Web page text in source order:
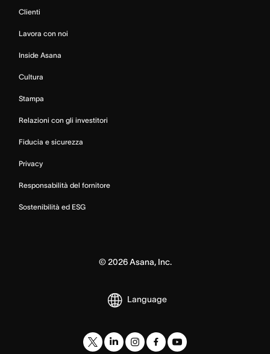
Clienti
Lavora con noi
Inside Asana
Cultura
Stampa
Relazioni con gli investitori
Fiducia e sicurezza
Privacy
Responsabilità del fornitore
Sostenibilità ed ESG
© 2026Asana, Inc.
Language